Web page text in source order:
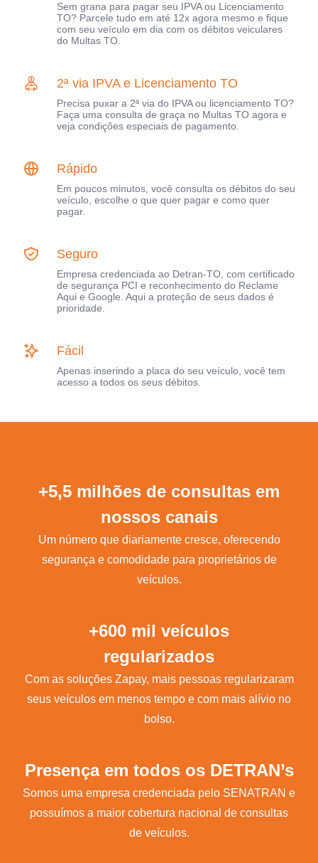
Sem grana para pagar seu IPVA ou Licenciamento
TO? Parcele tudo em até 12x agora mesmo e fique
com seu veículo em dia com os débitos veiculares
do Multas TO.
2ª via IPVA e Licenciamento TO
Precisa puxar a 2ª via do IPVA ou licenciamento TO?
Faça uma consulta de graça no Multas TO agora e
veja condições especiais de pagamento.
Rápido
Em poucos minutos, você consulta os débitos do seu
veículo, escolhe o que quer pagar e como quer
pagar.
Seguro
Empresa credenciada ao Detran-TO, com certificado
de segurança PCI e reconhecimento do Reclame
Aqui e Google. Aqui a proteção de seus dados é
prioridade.
Fácil
Apenas inserindo a placa do seu veículo, você tem
acesso a todos os seus débitos.
+5,5 milhões de consultas em
nossos canais
Um número que diariamente cresce, oferecendo
segurança e comodidade para proprietários de
veículos.
+600 mil veículos
regularizados
Com as soluções Zapay, mais pessoas regularizaram
seus veículos em menos tempo e com mais alívio no
bolso.
Presença em todos os DETRAN’s
Somos uma empresa credenciada pelo SENATRAN e
possuímos a maior cobertura nacional de consultas
de veículos.